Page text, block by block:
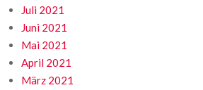
Juli 2021
Juni 2021
Mai 2021
April 2021
März 2021